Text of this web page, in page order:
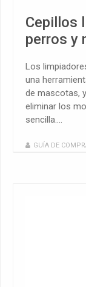
Cepillos
perros y
Los
una
de mascotas,
eliminar los
sencilla....
GUÍA DE